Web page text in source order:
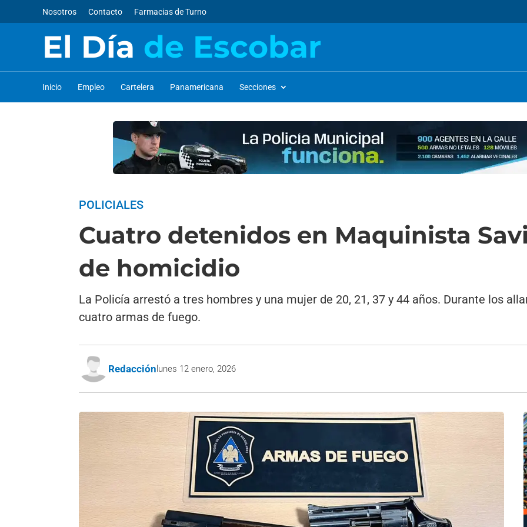
Nosotros Contacto Farmacias de Turno
El Día de Escobar
Inicio Empleo Cartelera Panamericana Secciones
POLICIALES
Cuatro detenidos en Maquinista
de homicidio
La Policía arrestó a tres hombres y una mujer de 20, 21, 37 y 44 años. Durante los
cuatro armas de fuego.
Redacción lunes 12 enero, 2026